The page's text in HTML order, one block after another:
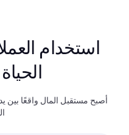
استخدام